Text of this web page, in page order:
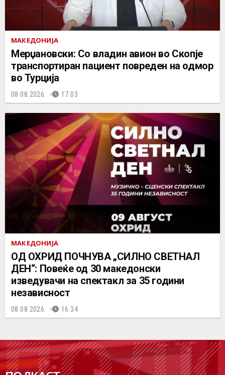
МАКЕДОНИЈА
Мерџановски: Со владин авион во Скопје
транспортиран пациент повреден на одмор
во Турција
08.08.2026. 17:03
МАКЕДОНИЈА
ОД ОХРИД ПОЧНУВА „СИЛНО СВЕТНАЛ
ДЕН“: Повеќе од 30 македонски
изведувачи на спектакл за 35 години
независност
08.08.2026. 16:34